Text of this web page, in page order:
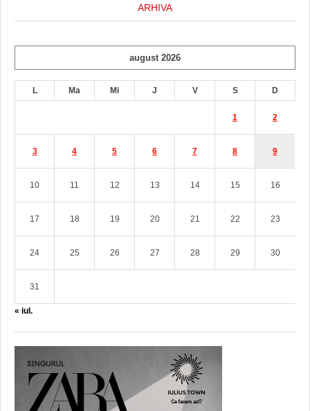
ARHIVA
august 2026
L Ma Mi J V S D
1 2
3 4 5 6 7 8 9
10 11 12 13 14 15 16
17 18 19 20 21 22 23
24 25 26 27 28 29 30
31
« iul.